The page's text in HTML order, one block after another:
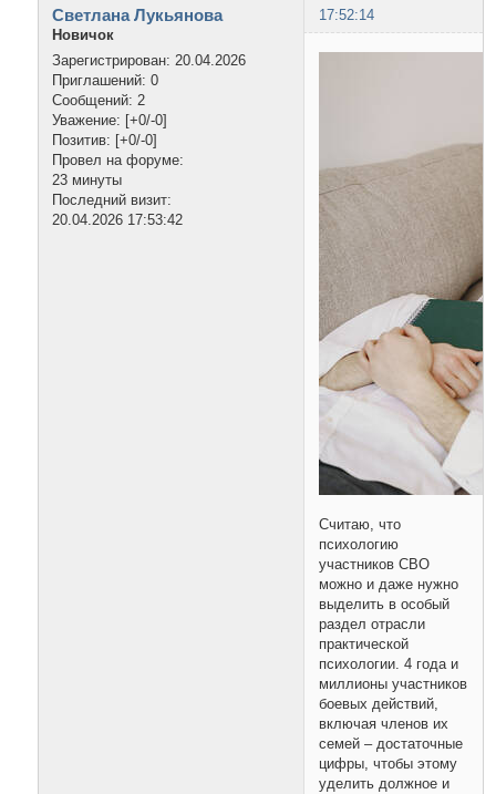
17:52:14
Светлана Лукьянова
Новичок
Зарегистрирован: 20.04.2026
Приглашений: 0
Сообщений: 2
Уважение: [+0/-0]
Позитив: [+0/-0]
Провел на форуме:
23 минуты
Последний визит:
20.04.2026 17:53:42
Считаю, что
психологию
участников СВО
можно и даже нужно
выделить в особый
раздел отрасли
практической
психологии. 4 года и
миллионы участников
боевых действий,
включая членов их
семей – достаточные
цифры, чтобы этому
уделить должное и